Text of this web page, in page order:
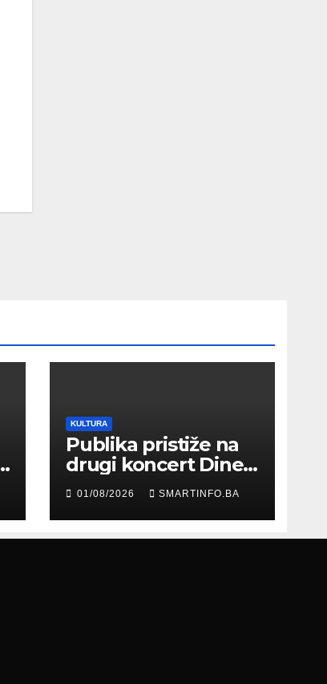
KULTURA
Publika pristiže na
drugi koncert Dine
Merlina na Koševu
01/08/2026 SMARTINFO.BA